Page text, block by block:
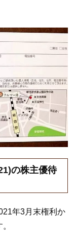
の株主優待
年3月末権利か